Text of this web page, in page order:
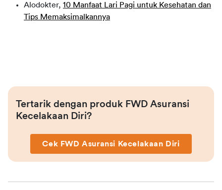
Alodokter, 10 Manfaat Lari Pagi untuk Kesehatan dan
Tips Memaksimalkannya
Tertarik dengan produk FWD Asuransi
Kecelakaan Diri?
Cek FWD Asuransi Kecelakaan Diri